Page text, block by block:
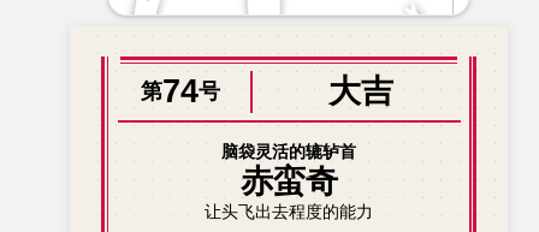
第74号 大吉
脑袋灵活的辘轳首
赤蛮奇
让头飞出去程度的能力